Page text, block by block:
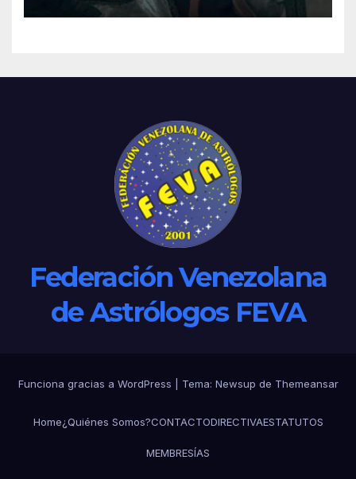
Federación Venezolana
de Astrólogos FEVA
Funciona gracias a WordPress Tema: Newsup de Themeansar
Home¿Quiénes Somos?CONTACTODIRECTIVAESTATUTOS
MEMBRESÍAS